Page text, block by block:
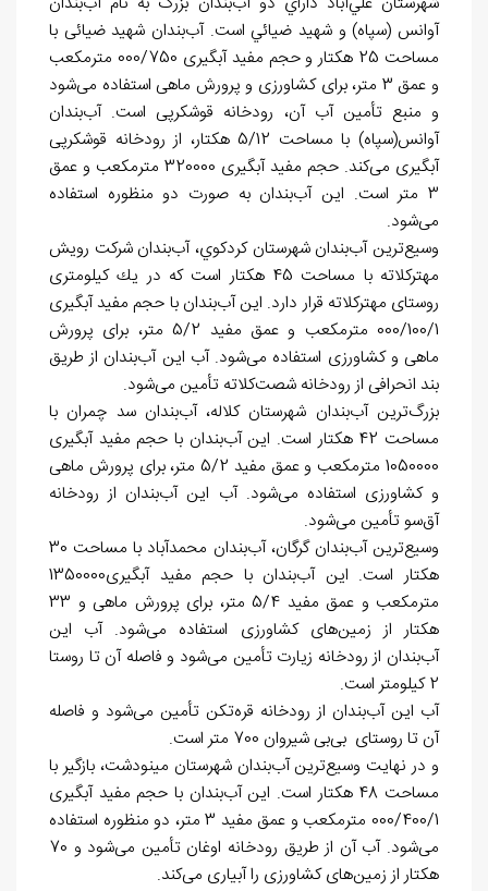
آوانس (سپاه) و شهيد ضيائي است. آببندان شهید ضیائی با
مساحت 25 هکتار و حجم مفید آبگیری 000/750 مترمکعب
و عمق 3 متر، برای کشاورزی و پرورش ماهی استفاده می
شود
و منبع تأمین آب آن، رودخانه قوشکرپی است. آببندان
آوانس(سپاه) با مساحت 5/12 هکتار، از رودخانه قوشکرپی
آبگیری می
كند. حجم مفید آبگیری 320000 مترمکعب و عمق
3 متر است. این آب
بندان به صورت دو منظوره استفاده
میشود.
وسیعترین آببندان شهرستان كردكوي، آببندان شرکت رویش
مهترکلاته با مساحت 45 هکتار است كه در يك کیلومتری
روستای مهترکلاته قرار دارد. این آببندان با حجم مفید آبگیری
000/100/1 مترمکعب و عمق مفید 5/2 متر، برای پرورش
ماهی و کشاورزی استفاده میشود. آب این آببندان از طریق
بند انحرافی از رودخانه شصتکلاته تأمین میشود.
بزرگترین آببندان شهرستان كلاله، آببندان سد چمران با
مساحت 42 هکتار است. این آب
بندان با حجم مفید آبگیری
1050000 مترمکعب و عمق مفید 5/2 متر، برای پرورش ماهی
و کشاورزی استفاده میشود. آب این آببندان از رودخانه
آقسو تأمین میشود.
وسيعترين آببندان گرگان، آب
بندان محمدآباد با مساحت 30
هکتار است. این آب
بندان با حجم مفید آبگیری1350000
مترمکعب و عمق مفید 5/4 متر، برای پرورش ماهی و 33
هکتار از زمینهای کشاورزی استفاده میشود. آب این
آببندان از رودخانه زیارت تأمین میشود و فاصله آن تا روستا
2 کیلومتر است.
آب این آببندان از رودخانه قرهتکن تأمین میشود و فاصله
آن تا روستای بیبی شیروان 700 متر است.
و در نهايت وسيعترين آببندان شهرستان مينودشت، بازگیر با
مساحت 48 هکتار است. این آب
بندان با حجم مفید آبگیری
000/400/1 مترمکعب و عمق مفید 3 متر، دو منظوره استفاده
میشود. آب آن از طریق رودخانه اوغان تأمین می
شود و 70
هکتار از زمینهای کشاورزی را آبیاری میکند.